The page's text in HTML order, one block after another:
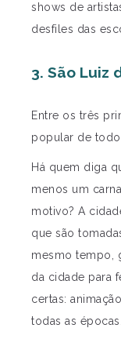
shows de
desfiles das
3. São Luiz
Entre os três
popular de
Há quem diga
menos um
motivo? A
que são
mesmo tempo,
da cidade para
certas:
todas as épocas.